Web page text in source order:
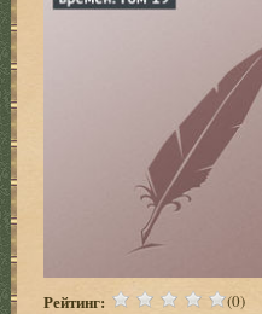
Рейтинг: (0)